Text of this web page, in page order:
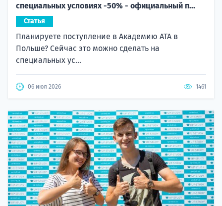
специальных условиях -50% - официальный п...
Статья
Планируете поступление в Академию ATA в
Польше? Сейчас это можно сделать на
специальных ус...
06 июл 2026 1461